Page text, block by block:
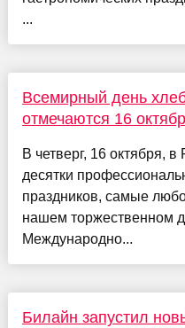
...
Всемирный день
отмечаются 16
В четверг, 16 октября,
десятки
праздников, самые
нашем торжественном
Международно...
Билайн запустил